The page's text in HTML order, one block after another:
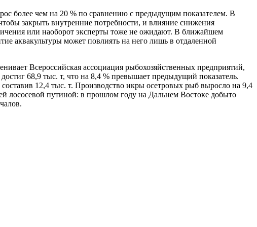
более чем на 20 % по сравнению с предыдущим показателем. В
закрыть внутренние потребности, и влияние снижения
или наоборот эксперты тоже не ожидают. В ближайшем
аквакультуры может повлиять на него лишь в отдаленной
Всероссийская ассоциация рыбохозяйственных предприятий,
68,9 тыс. т, что на 8,4 % превышает предыдущий показатель.
12,4 тыс. т. Производство икры осетровых рыб выросло на 9,4
лососевой путиной: в прошлом году на Дальнем Востоке добыто